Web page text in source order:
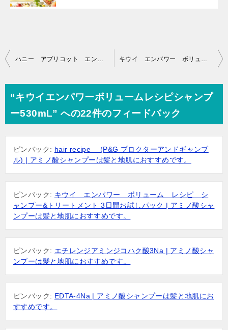
投
ゲ
シ
ハニー アプリコット エンリッチ モイスチャー レシピ[シャンプー&トリートメント]3日間お試しパック キウイ エンパワー ボリューム レシピ シャンプー詰め替え
“キウイエンパワーボリュームレシピシャンプ
ー530mL” への22件のフィードバック
ピンバック: hair recipe (P&G プロクターアンドギャンブ
ル) | アミノ酸シャンプーは髪と地肌におすすめです。
ピンバック: キウイ エンパワー ボリューム レシピ シ
ャンプー&トリートメント 3日間お試しパック | アミノ酸シャ
ンプーは髪と地肌におすすめです。
ピンバック: エチレンジアミンジコハク酸3Na | アミノ酸シャ
ンプーは髪と地肌におすすめです。
ピンバック: EDTA-4Na | アミノ酸シャンプーは髪と地肌にお
すすめです。